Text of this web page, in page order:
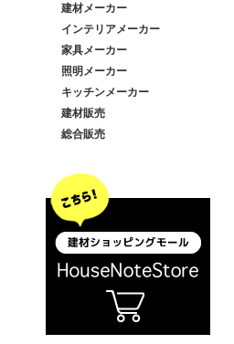
建材メーカー
インテリアメーカー
家具メーカー
照明メーカー
キッチンメーカー
建材販売
総合販売